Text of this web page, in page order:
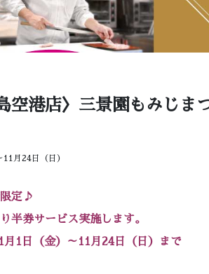
空港店〉三景園もみじま
月24日（日）
限定♪
半券サービス実施します。
月1日（金）～11月24日（日）まで